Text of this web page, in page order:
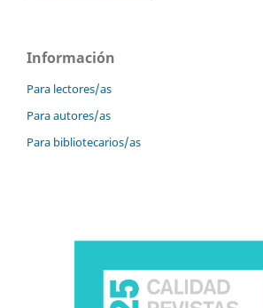
Información
Para lectores/as
Para autores/as
Para bibliotecarios/as